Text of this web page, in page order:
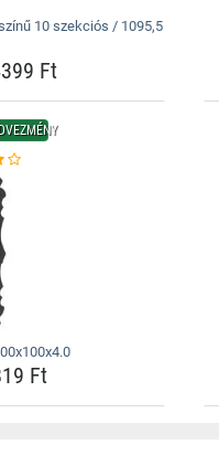
10 szekciós / 1095,5
Ft
Ft